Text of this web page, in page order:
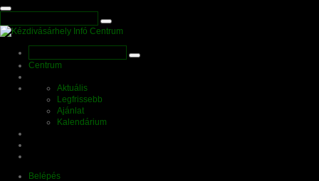
Centrum
Aktuális
Legfrissebb
Ajánlat
Kalendárium
Belépés